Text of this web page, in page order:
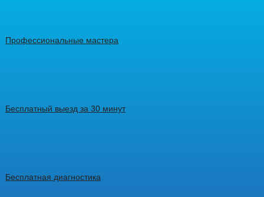
Профессиональные мастера
Бесплатный выезд за 30 минут
Бесплатная диагностика